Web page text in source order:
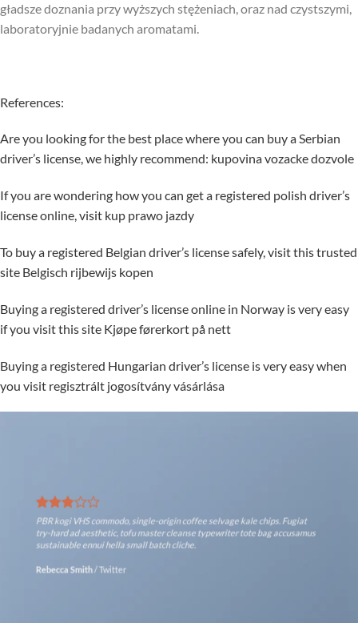
gładsze doznania przy wyższych stężeniach, oraz nad czystszymi,
laboratoryjnie badanych aromatami.
References:
Are you looking for the best place where you can buy a Serbian
driver’s license, we highly recommend: kupovina vozacke dozvole
If you are wondering how you can get a registered polish driver’s
license online, visit kup prawo jazdy
To buy a registered Belgian driver’s license safely, visit this trusted
site Belgisch rijbewijs kopen
Buying a registered driver’s license online in Norway is very easy
if you visit this site Kjøpe førerkort på nett
Buying a registered Hungarian driver’s license is very easy when
you visit regisztrált jogosítvány vásárlása
PBR kogi VHS commodo, single-origin coffee selvage kale chips. Fugiat
try-hard ad aesthetic, tofu master cleanse typewriter tote bag accusamus
sustainable ennui hella small batch cliche.
Rebecca Smith/Twitter